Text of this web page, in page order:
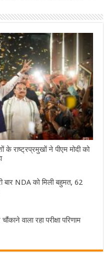
राष्ट्रप्रमुखों ने पीएम मोदी को
बार NDA को मिली बहुमत, 62
वाला रहा परीक्षा परिणाम